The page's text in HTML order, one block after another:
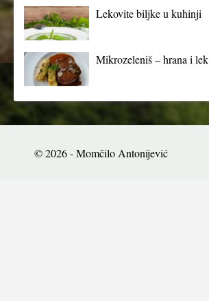
Lekovite biljke u kuhinji
Mikrozeleniš – hrana i lek
© 2026 - Momčilo Antonijević